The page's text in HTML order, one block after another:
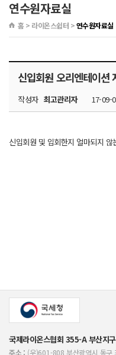
연수원자료실
홈 > 라이온스쉽터 >연수원자료실
신입회원 오리엔테이션
작성자 최고관리자 17-09-
신입회원 및 입회한지 얼마되지
국제라이온스협회 355-A 부산지구
주소 : (우)601-808 부산광역시 동구